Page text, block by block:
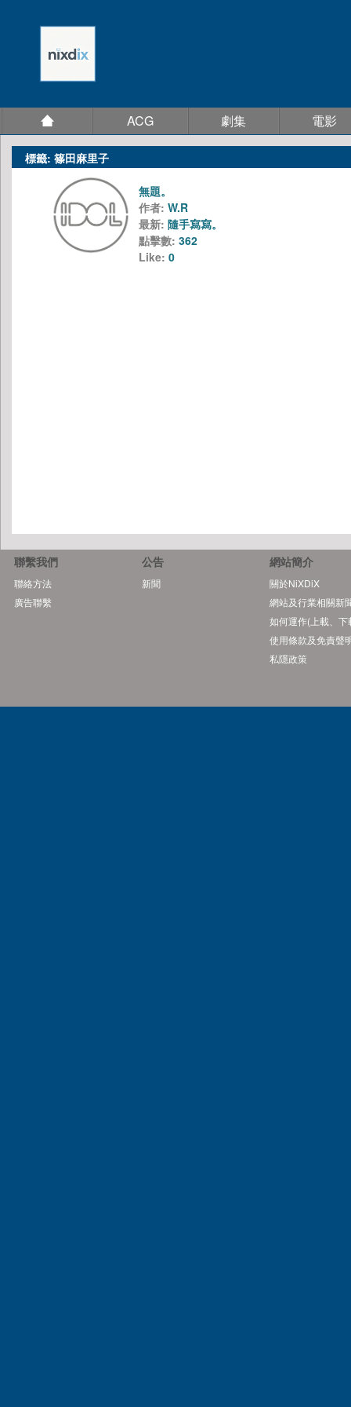
ACG 劇集 電影
標籤: 篠田麻里子
無題。
作者: W.R
最新: 隨手寫寫。
點擊數: 362
Like: 0
聯繫我們
聯絡方法
廣告聯繫
公告
新聞
網站簡介
關於NiXDiX
網站及行業相關新
如何運作(上載、下
使用條款及免責聲
私隱政策